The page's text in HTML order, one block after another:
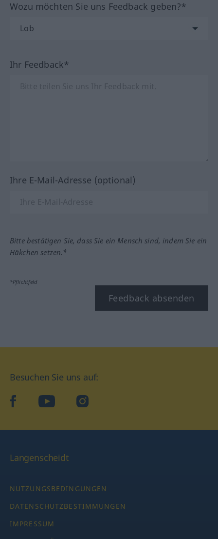
Wozu möchten Sie uns Feedback geben?*
Ihr Feedback*
Ihre E-Mail-Adresse (optional)
Bitte bestätigen Sie, dass Sie ein Mensch sind, indem Sie ein
Häkchen setzen.*
*Pflichtfeld
Feedback absenden
Besuchen Sie uns auf:
facebookYouTube Instagram
Langenscheidt
NUTZUNGSBEDINGUNGEN
DATENSCHUTZBESTIMMUNGEN
IMPRESSUM